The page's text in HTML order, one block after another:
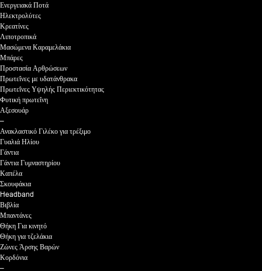
Ενεργειακά Ποτά
Ηλεκτρολύτες
Κρεατίνες
Λιποτροπικά
Μασώμενα Καραμελάκια
Μπάρες
Προστασία Αρθρώσεων
Πρωτεΐνες με υδατάνθρακα
Πρωτεΐνες Υψηλής Περιεκτικότητας
Φυτική πρωτεΐνη
Αξεσουάρ
–
Ανακλαστικό Γιλέκο για τρέξιμο
Γυαλιά Ηλίου
Γάντια
Γάντια Γυμναστηρίου
Καπέλα
Σκουφάκια
Headband
Βιβλία
Μπαντάνες
Θήκη Για κινητό
Θήκη για τζελάκια
Ζώνες Άρσης Βαρών
Κορδόνια
–